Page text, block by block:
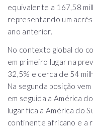
equivalente a 167,58
representando um
ano anterior.
No contexto global do
em primeiro lugar na
32,5% e cerca de 54
Na segunda posição
em seguida a América
lugar fica a América do
continente africano e a